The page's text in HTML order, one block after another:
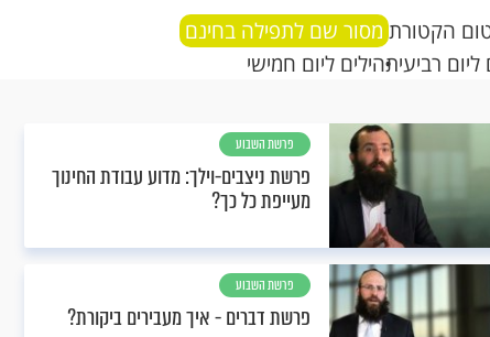
הקטורת מסור שם לתפילה בחינם
רביעיתהילים ליום חמישי
פרשת השבוע
פרשת ניצבים-וילך: מדוע עבודת החינוך
מעייפת כל כך?
פרשת השבוע
פרשת דברים - איך מעבירים ביקורת?